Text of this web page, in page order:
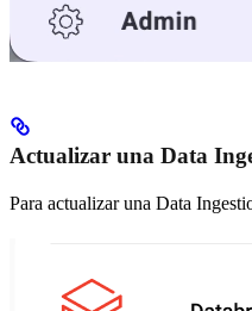
Actualizar una Data
Para actualizar una Data